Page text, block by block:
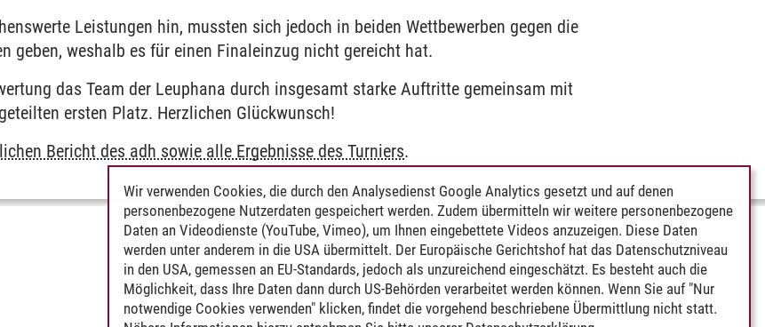
Leistungen hin, mussten sich jedoch in beiden Wettbewerben gegen die
geben, weshalb es für einen Finaleinzug nicht gereicht hat.
das Team der Leuphana durch insgesamt starke Auftritte gemeinsam mit
ersten Platz. Herzlichen Glückwunsch!
Bericht des adh sowie alle Ergebnisse des Turniers.
Wir verwenden Cookies, die durch den Analysedienst Google Analytics gesetzt und auf denen
personenbezogene Nutzerdaten gespeichert werden. Zudem übermitteln wir weitere personenbezogene
Daten an Videodienste (YouTube, Vimeo), um Ihnen eingebettete Videos anzuzeigen. Diese Daten
werden unter anderem in die USA übermittelt. Der Europäische Gerichtshof hat das Datenschutzniveau
in den USA, gemessen an EU-Standards, jedoch als unzureichend eingeschätzt. Es besteht auch die
Möglichkeit, dass Ihre Daten dann durch US-Behörden verarbeitet werden können. Wenn Sie auf "Nur
notwendige Cookies verwenden" klicken, findet die vorgehend beschriebene Übermittlung nicht statt.